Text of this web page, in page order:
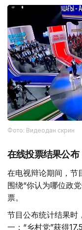
Фото: Видеодан скрин
在线投票结果公布
在电视辩论期间，节
围绕“你认为哪位政
票。
节目公布统计结果时
一；“乡村党”获得